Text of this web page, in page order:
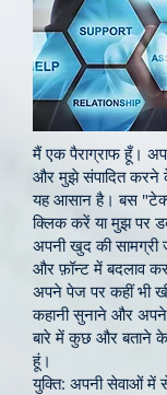
मैं एक पैराग्राफ हूँ।
और मुझे संपादित करने
यह आसान है। बस
क्लिक करें या मुझ पर
अपनी खुद की
और फ़ॉन्ट में बदलाव
अपने पेज पर कहीं भी
कहानी सुनाने और
बारे में कुछ और बताने
हूं।
युक्ति: अपनी सेवाओं में